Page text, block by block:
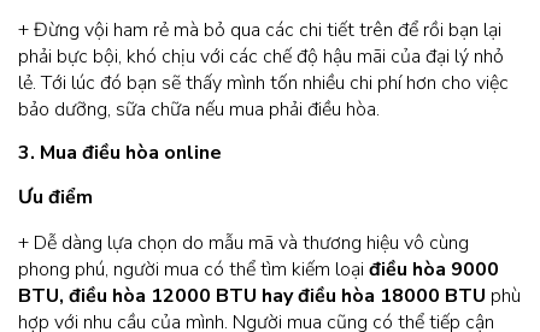
+ Đừng vội ham rẻ mà bỏ qua các chi tiết trên để rồi bạn lại
phải bực bội, khó chịu với các chế độ hậu mãi của đại lý nhỏ
lẻ. Tới lúc đó bạn sẽ thấy mình tốn nhiều chi phí hơn cho việc
bảo dưỡng, sữa chữa nếu mua phải điều hòa.
3. Mua điều hòa online
Ưu điểm
+ Dễ dàng lựa chọn do mẫu mã và thương hiệu vô cùng
phong phú, người mua có thể tìm kiếm loại điều hòa 9000
BTU, điều hòa 12000 BTU hay điều hòa 18000 BTU phù
hợp với nhu cầu của mình. Người mua cũng có thể tiếp cận